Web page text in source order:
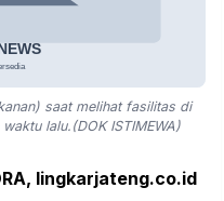
saat melihat fasilitas di
lalu.(DOK ISTIMEWA)
lingkarjateng.co.id